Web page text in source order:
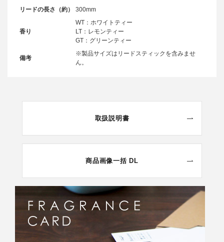
リードの長さ（約）
300mm
香り
WT：ホワイトティー
LT：レモンティー
GT：グリーンティー
備考
※製品サイズはリードスティックを含みませ
ん。
取扱説明書
商品画像一括 DL